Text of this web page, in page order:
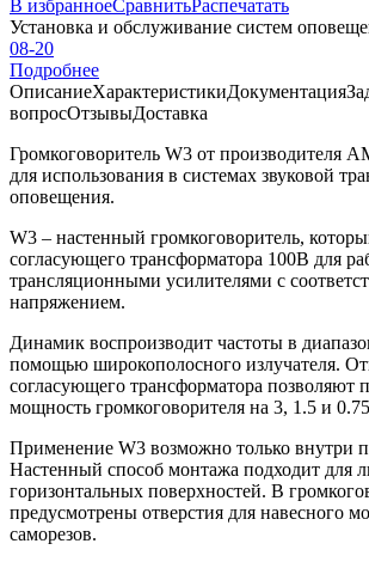
В избранноеСравнитьРаспечатать
Установка и обслуживание систем
08-20
Подробнее
ОписаниеХарактеристикиДокументация
вопросОтзывыДоставка
Громкоговоритель W3 от производителя
для использования в системах звуковой
оповещения.
W3 – настенный громкоговоритель,
согласующего трансформатора 100В для
трансляционными усилителями с
напряжением.
Динамик воспроизводит частоты в
помощью широкополосного излучателя.
согласующего трансформатора позволяют
мощность громкоговорителя на 3, 1.5 и
Применение W3 возможно только внутри
Настенный способ монтажа подходит для
горизонтальных поверхностей. В
предусмотрены отверстия для навесного
саморезов.